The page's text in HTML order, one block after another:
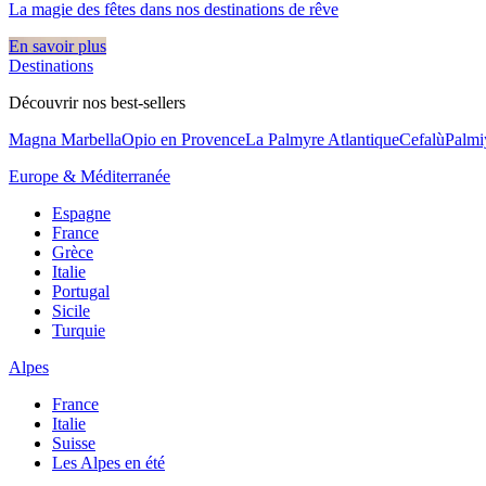
La magie des fêtes dans nos destinations de rêve​
En savoir plus
Destinations
Découvrir nos best-sellers
Magna MarbellaOpio en ProvenceLa Palmyre AtlantiqueCefalù
Europe & Méditerranée
Espagne
France
Grèce
Italie
Portugal
Sicile
Turquie
Alpes
France
Italie
Suisse
Les Alpes en été